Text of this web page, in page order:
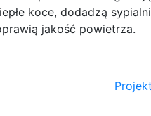
koce, dodadzą
jakość powietrza.